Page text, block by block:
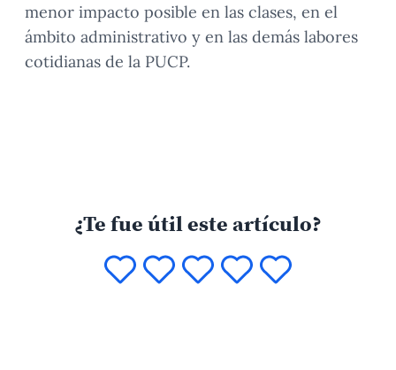
menor impacto posible en las clases, en el
ámbito administrativo y en las demás labores
cotidianas de la PUCP.
¿Te fue útil este artículo?